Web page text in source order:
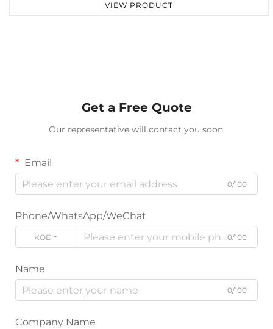
VIEW PRODUCT
Get a Free Quote
Our representative will contact you soon.
Email
0/100
Phone/WhatsApp/WeChat
KODE 0/100
Name
0/100
Company Name